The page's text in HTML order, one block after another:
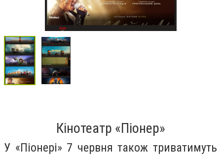
Кінотеатр «Піонер»
У «Піонері» 7 червня також триватимуть